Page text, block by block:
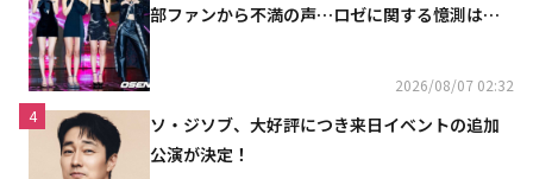
部ファンから不満の声…ロゼに関する憶測は否
2026/08/07 02:32
4
ソ・ジソブ、大好評につき来日イベントの追加
公演が決定！